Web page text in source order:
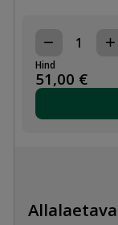
MALMIST
PIMEÄÄRIK
DN200
PN10
Hind
51,00 €